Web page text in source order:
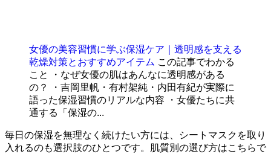
女優の美容習慣に学ぶ保湿ケア｜透明感を支える
乾燥対策とおすすめアイテム この記事でわかる
こと ・なぜ女優の肌はあんなに透明感がある
の？ ・吉岡里帆・有村架純・内田有紀が実際に
語った保湿習慣のリアルな内容 ・女優たちに共
通する「保湿の...
毎日の保湿を無理なく続けたい方には、シートマスクを取り
入れるのも選択肢のひとつです。肌質別の選び方はこちらで